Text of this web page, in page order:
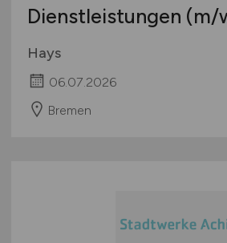
Dienstleistungen (m/
Hays
06.07.2026
Bremen